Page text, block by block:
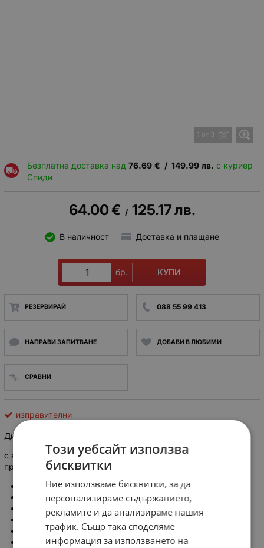
1 от 3
Безплатна доставка над 76.69 € / 149.99 лв. с куриер
Спиди
64.00€ / 125.17лв.
В наличност Доставка и плащане
бр. КУПИ
РЕЗЕРВИРАЙ 088 55 99 413
НАПРАВИ ЗАПИТВАНЕ ДОБАВИ В ЛЮБИМИ
СРАВНИ
изправителни
Диод ВЛ320-10- 1000V, 320A без радиатор
с анод на винт и катод на въже, с две въжета за
присъединяване
(ТОК): 320A
НАПРЕЖЕНИЕ: 1000V
М (РЕЗБА): M30mm
ДРУГИ ПАРАМЕТРИ: АНОД НА КОРПУС
ДОПЪЛНИТЕЛНИ АКСЕСОАРИ: С ВЪЖЕ
Този уебсайт използва
бисквитки
Ние използваме бисквитки, за да
персонализираме съдържанието,
рекламите и да анализираме нашия
трафик. Също така споделяме
информация за използването на